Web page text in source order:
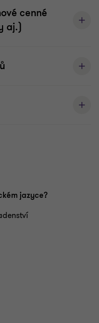
cenné
aj.)
jazyce?